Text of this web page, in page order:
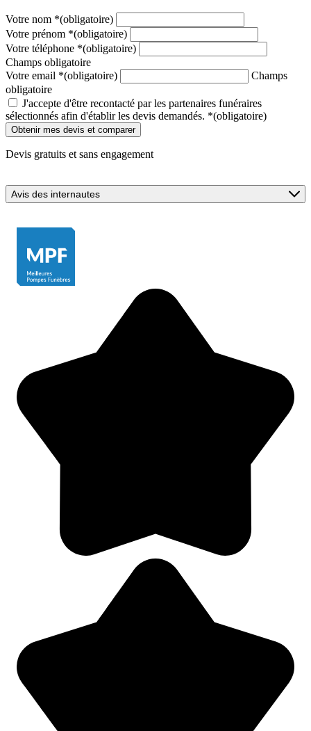
Votre nom *(obligatoire)
Votre prénom *(obligatoire)
Votre téléphone *(obligatoire)
Champs obligatoire
Votre email *(obligatoire)
Champs
obligatoire
J'accepte d'être recontacté par les partenaires funéraires
sélectionnés afin d'établir les devis demandés. *(obligatoire)
Devis gratuits et sans engagement
Avis des internautes